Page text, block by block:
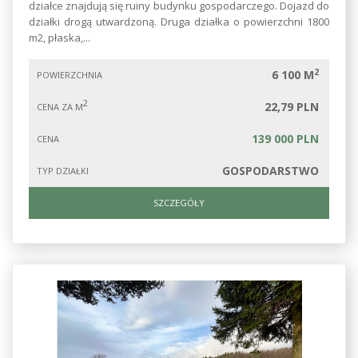
działce znajdują się ruiny budynku gospodarczego. Dojazd do
działki drogą utwardzoną. Druga działka o powierzchni 1800
m2, płaska,...
POWIERZCHNIA 6 100 M2
CENA ZA M2 22,79 PLN
CENA 139 000 PLN
TYP DZIAŁKI GOSPODARSTWO
SZCZEGÓŁY